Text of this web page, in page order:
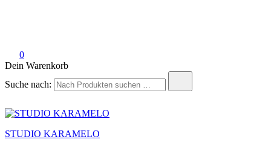
0
Dein Warenkorb
Suche nach:
STUDIO KARAMELO